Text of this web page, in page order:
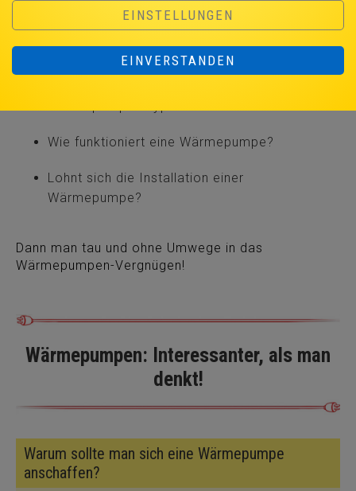
EINSTELLUNGEN
EINVERSTANDEN
ihre Anschaffung wird vom Staat gefördert: Das
Multitalent Wärmepumpe. In diesem Artikel liefern
wir u.a. die Antworten auf folgende Fragen:
Wie funktioniert eine Wärmepumpe?
Lohnt sich die Installation einer
Wärmepumpe?
Dann man tau und ohne Umwege in das
Wärmepumpen-Vergnügen!
Wärmepumpen: Interessanter, als man
denkt!
Warum sollte man sich eine Wärmepumpe
anschaffen?